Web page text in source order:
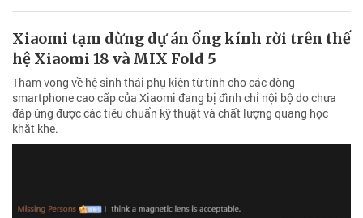
Xiaomi tạm dừng dự án ống kính rời trên thế
hệ Xiaomi 18 và MIX Fold 5
Tham vọng về hệ sinh thái phụ kiện từ tính cho các dòng
smartphone cao cấp của Xiaomi đang bị đình chỉ nội bộ do chưa
đáp ứng được các tiêu chuẩn kỹ thuật và chất lượng quang học
khắt khe.